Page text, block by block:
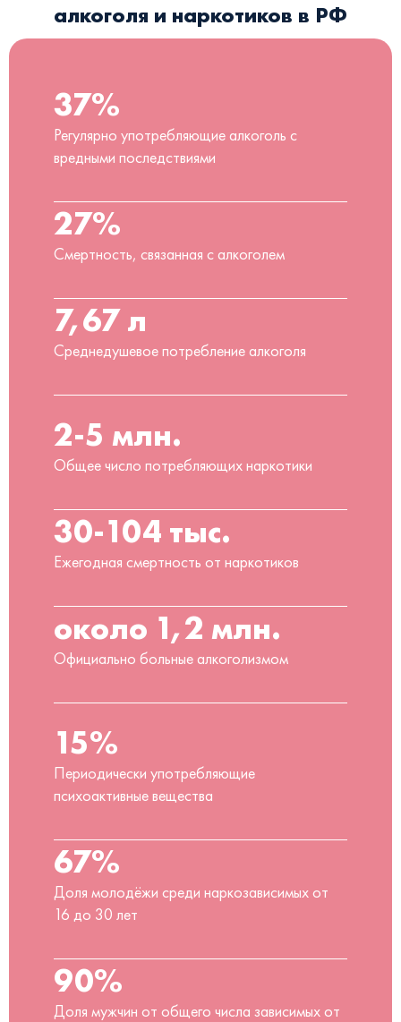
алкоголя и наркотиков в РФ
37%
Регулярно употребляющие алкоголь с
вредными последствиями
27%
Смертность, связанная с алкоголем
7,67 л
Среднедушевое потребление алкоголя
2-5 млн.
Общее число потребляющих наркотики
30-104 тыс.
Ежегодная смертность от наркотиков
около 1,2 млн.
Официально больные алкоголизмом
15%
Периодически употребляющие
психоактивные вещества
67%
Доля молодёжи среди наркозависимых от
16 до 30 лет
90%
Доля мужчин от общего числа зависимых от